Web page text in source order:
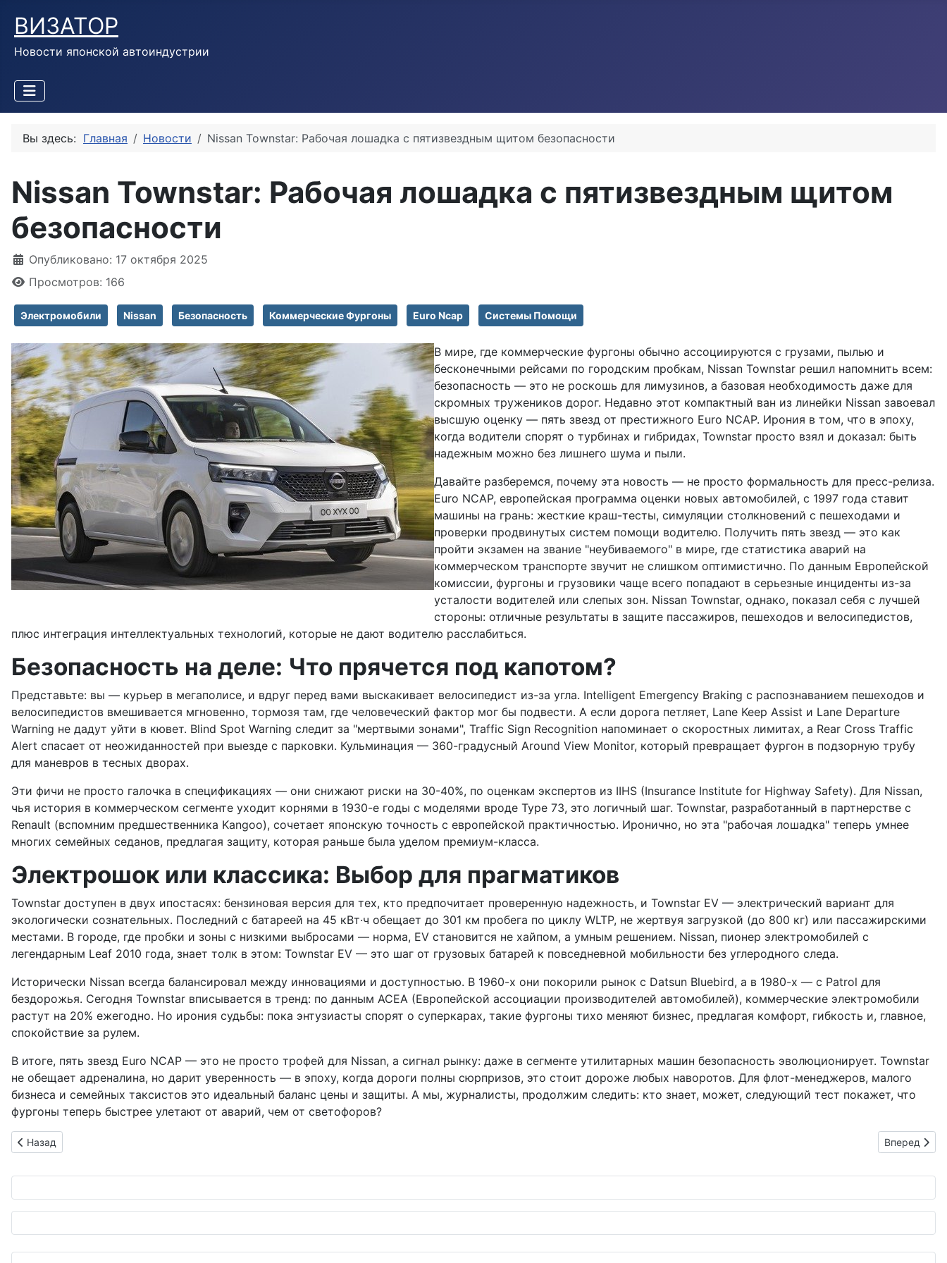
ВИЗАТОР
Новости японской автоиндустрии
Вы здесь: Главная Новости Nissan Townstar: Рабочая лошадка с пятизвездным щитом безопасности
Nissan Townstar: Рабочая лошадка с пятизвездным щитом
безопасности
Информация о материале
Опубликовано: 17 октября 2025
Просмотров: 166
Электромобили Nissan Безопасность Коммерческие Фургоны Euro Ncap Системы Помощи
В мире, где коммерческие фургоны обычно ассоциируются с грузами, пылью и
бесконечными рейсами по городским пробкам, Nissan Townstar решил напомнить всем:
безопасность — это не роскошь для лимузинов, а базовая необходимость даже для
скромных тружеников дорог. Недавно этот компактный ван из линейки Nissan завоевал
высшую оценку — пять звезд от престижного Euro NCAP. Ирония в том, что в эпоху,
когда водители спорят о турбинах и гибридах, Townstar просто взял и доказал: быть
надежным можно без лишнего шума и пыли.
Давайте разберемся, почему эта новость — не просто формальность для пресс-релиза.
Euro NCAP, европейская программа оценки новых автомобилей, с 1997 года ставит
машины на грань: жесткие краш-тесты, симуляции столкновений с пешеходами и
проверки продвинутых систем помощи водителю. Получить пять звезд — это как
пройти экзамен на звание "неубиваемого" в мире, где статистика аварий на
коммерческом транспорте звучит не слишком оптимистично. По данным Европейской
комиссии, фургоны и грузовики чаще всего попадают в серьезные инциденты из-за
усталости водителей или слепых зон. Nissan Townstar, однако, показал себя с лучшей
стороны: отличные результаты в защите пассажиров, пешеходов и велосипедистов,
плюс интеграция интеллектуальных технологий, которые не дают водителю расслабиться.
Безопасность на деле: Что прячется под капотом?
Представьте: вы — курьер в мегаполисе, и вдруг перед вами выскакивает велосипедист из-за угла. Intelligent Emergency Braking с распознаванием пешеходов и
велосипедистов вмешивается мгновенно, тормозя там, где человеческий фактор мог бы подвести. А если дорога петляет, Lane Keep Assist и Lane Departure
Warning не дадут уйти в кювет. Blind Spot Warning следит за "мертвыми зонами", Traffic Sign Recognition напоминает о скоростных лимитах, а Rear Cross Traffic
Alert спасает от неожиданностей при выезде с парковки. Кульминация — 360-градусный Around View Monitor, который превращает фургон в подзорную трубу
для маневров в тесных дворах.
Эти фичи не просто галочка в спецификациях — они снижают риски на 30-40%, по оценкам экспертов из IIHS (Insurance Institute for Highway Safety). Для Nissan,
чья история в коммерческом сегменте уходит корнями в 1930-е годы с моделями вроде Type 73, это логичный шаг. Townstar, разработанный в партнерстве с
Renault (вспомним предшественника Kangoo), сочетает японскую точность с европейской практичностью. Иронично, но эта "рабочая лошадка" теперь умнее
многих семейных седанов, предлагая защиту, которая раньше была уделом премиум-класса.
Электрошок или классика: Выбор для прагматиков
Townstar доступен в двух ипостасях: бензиновая версия для тех, кто предпочитает проверенную надежность, и Townstar EV — электрический вариант для
экологически сознательных. Последний с батареей на 45 кВт·ч обещает до 301 км пробега по циклу WLTP, не жертвуя загрузкой (до 800 кг) или пассажирскими
местами. В городе, где пробки и зоны с низкими выбросами — норма, EV становится не хайпом, а умным решением. Nissan, пионер электромобилей с
легендарным Leaf 2010 года, знает толк в этом: Townstar EV — это шаг от грузовых батарей к повседневной мобильности без углеродного следа.
Исторически Nissan всегда балансировал между инновациями и доступностью. В 1960-х они покорили рынок с Datsun Bluebird, а в 1980-х — с Patrol для
бездорожья. Сегодня Townstar вписывается в тренд: по данным ACEA (Европейской ассоциации производителей автомобилей), коммерческие электромобили
растут на 20% ежегодно. Но ирония судьбы: пока энтузиасты спорят о суперкарах, такие фургоны тихо меняют бизнес, предлагая комфорт, гибкость и, главное,
спокойствие за рулем.
В итоге, пять звезд Euro NCAP — это не просто трофей для Nissan, а сигнал рынку: даже в сегменте утилитарных машин безопасность эволюционирует. Townstar
не обещает адреналина, но дарит уверенность — в эпоху, когда дороги полны сюрпризов, это стоит дороже любых наворотов. Для флот-менеджеров, малого
бизнеса и семейных таксистов это идеальный баланс цены и защиты. А мы, журналисты, продолжим следить: кто знает, может, следующий тест покажет, что
фургоны теперь быстрее улетают от аварий, чем от светофоров?
Предыдущий: Bosch ускоряет зелёную революцию: водородные грузовики уже мчатся между заводами
Назад Следующий:
Вперед